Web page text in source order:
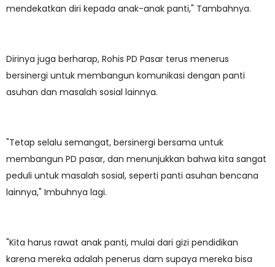
mendekatkan diri kepada anak-anak panti," Tambahnya.
Dirinya juga berharap, Rohis PD Pasar terus menerus
bersinergi untuk membangun komunikasi dengan panti
asuhan dan masalah sosial lainnya.
"Tetap selalu semangat, bersinergi bersama untuk
membangun PD pasar, dan menunjukkan bahwa kita sangat
peduli untuk masalah sosial, seperti panti asuhan bencana
lainnya," Imbuhnya lagi.
"Kita harus rawat anak panti, mulai dari gizi pendidikan
karena mereka adalah penerus dam supaya mereka bisa